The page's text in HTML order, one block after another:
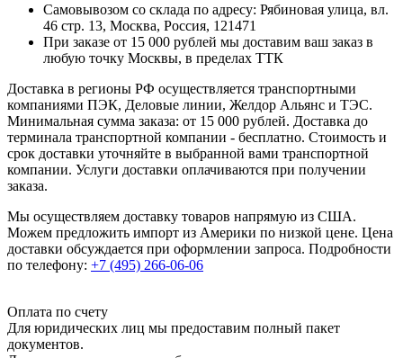
Самовывозом со склада по адресу: Рябиновая улица, вл.
46 стр. 13, Москва, Россия, 121471
При заказе от 15 000 рублей мы доставим ваш заказ в
любую точку Москвы, в пределах ТТК
Доставка в регионы РФ осуществляется транспортными
компаниями ПЭК, Деловые линии, Желдор Альянс и ТЭС.
Минимальная сумма заказа: от 15 000 рублей. Доставка до
терминала транспортной компании - бесплатно. Стоимость и
срок доставки уточняйте в выбранной вами транспортной
компании. Услуги доставки оплачиваются при получении
заказа.
Мы осуществляем доставку товаров напрямую из США.
Можем предложить импорт из Америки по низкой цене. Цена
доставки обсуждается при оформлении запроса. Подробности
по телефону: +7 (495) 266-06-06
Оплата по счету
Для юридических лиц мы предоставим полный пакет
документов.